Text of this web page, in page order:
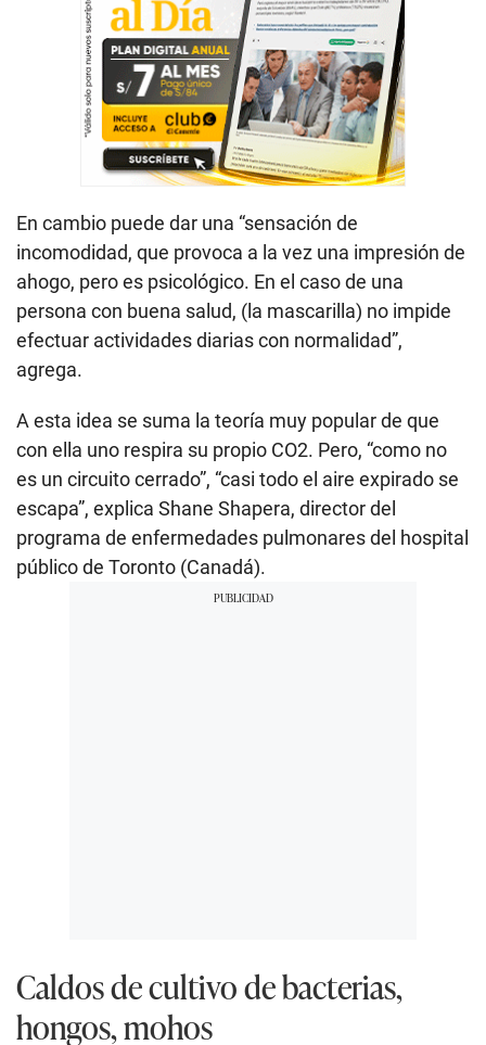
En cambio puede dar una “sensación de
incomodidad, que provoca a la vez una impresión de
ahogo, pero es psicológico. En el caso de una
persona con buena salud, (la mascarilla) no impide
efectuar actividades diarias con normalidad”,
agrega.
A esta idea se suma la teoría muy popular de que
con ella uno respira su propio CO2. Pero, “como no
es un circuito cerrado”, “casi todo el aire expirado se
escapa”, explica Shane Shapera, director del
programa de enfermedades pulmonares del hospital
público de Toronto (Canadá).
Caldos de cultivo de bacterias,
hongos, mohos